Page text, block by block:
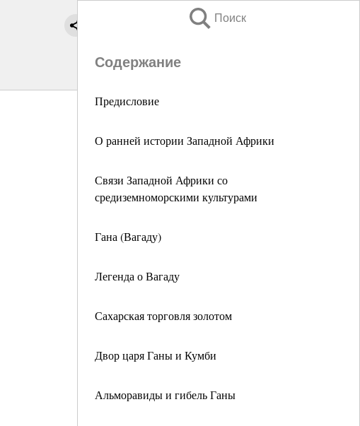
Поиск
Содержание
Предисловие
О ранней истории Западной Африки
Связи Западной Африки со
средиземноморскими культурами
Гана (Вагаду)
Легенда о Вагаду
Сахарская торговля золотом
Двор царя Ганы и Кумби
Альморавиды и гибель Ганы